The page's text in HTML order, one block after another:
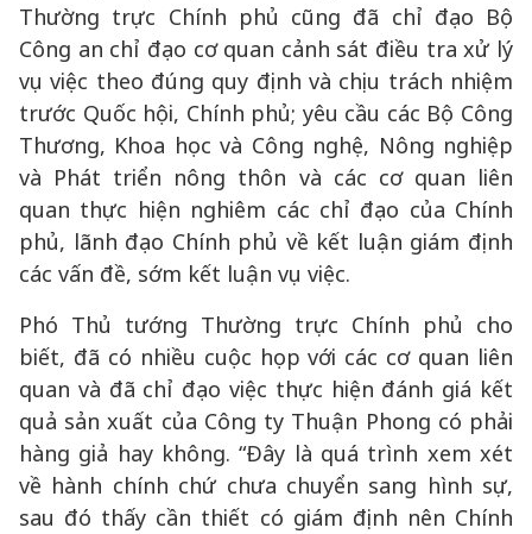
Thường trực Chính phủ cũng đã chỉ đạo Bộ
Công an chỉ đạo cơ quan cảnh sát điều tra xử lý
vụ việc theo đúng quy định và chịu trách nhiệm
trước Quốc hội, Chính phủ; yêu cầu các Bộ Công
Thương, Khoa học và Công nghệ, Nông nghiệp
và Phát triển nông thôn và các cơ quan liên
quan thực hiện nghiêm các chỉ đạo của Chính
phủ, lãnh đạo Chính phủ về kết luận giám định
các vấn đề, sớm kết luận vụ việc.
Phó Thủ tướng Thường trực Chính phủ cho
biết, đã có nhiều cuộc họp với các cơ quan liên
quan và đã chỉ đạo việc thực hiện đánh giá kết
quả sản xuất của Công ty Thuận Phong có phải
hàng giả hay không. “Đây là quá trình xem xét
về hành chính chứ chưa chuyển sang hình sự,
sau đó thấy cần thiết có giám định nên Chính